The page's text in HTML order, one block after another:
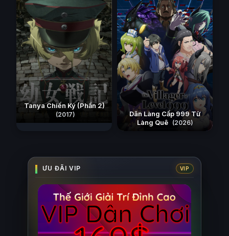
Tanya Chiến Ký (Phần 2)
(2017)
Dân Làng Cấp 999 Từ
Làng Quê (2026)